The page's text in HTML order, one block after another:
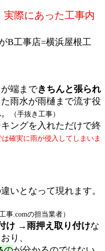
際にあった工事内
B工事店=横浜屋根工
端まできちんと張られ
雨水が雨樋まで流す役
。 （手抜き工事）
ングを入れただけで終
は確実に雨が侵入してしまいま
いとなって現れます。
事.comの担当業者）
け →雨押え取り付けな
り、